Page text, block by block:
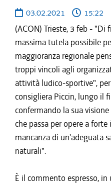
03.02.2021
15:22
(ACON) Trieste, 3 feb - "Di
massima tutela possibile
maggioranza regionale
troppi vincoli agli
attività ludico-sportive",
consigliera Piccin, lungo il
confermando la sua
che passa per opere a
mancanza di un'adeguata
naturali".
È il commento espresso,